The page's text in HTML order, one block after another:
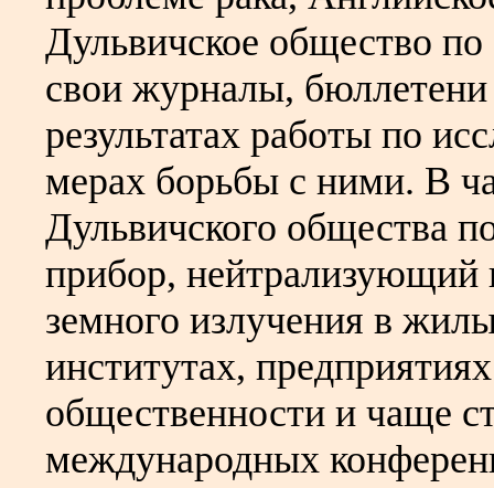
Дульвичское общество
свои журналы,
результатах работы по
мерах борьбы с ними. В
Дульвичского общества
прибор,
земного излучения в
институтах,
общественности и чаще
международных